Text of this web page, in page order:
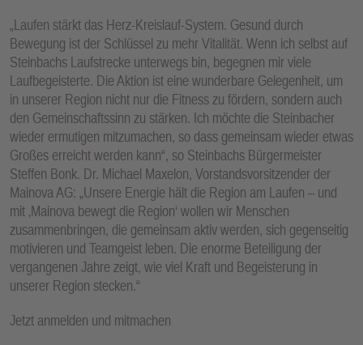
„Laufen stärkt das Herz-Kreislauf-System. Gesund durch
Bewegung ist der Schlüssel zu mehr Vitalität. Wenn ich selbst auf
Steinbachs Laufstrecke unterwegs bin, begegnen mir viele
Laufbegeisterte. Die Aktion ist eine wunderbare Gelegenheit, um
in unserer Region nicht nur die Fitness zu fördern, sondern auch
den Gemeinschaftssinn zu stärken. Ich möchte die Steinbacher
wieder ermutigen mitzumachen, so dass gemeinsam wieder etwas
Großes erreicht werden kann“, so Steinbachs Bürgermeister
Steffen Bonk. Dr. Michael Maxelon, Vorstandsvorsitzender der
Mainova AG: „Unsere Energie hält die Region am Laufen – und
mit ‚Mainova bewegt die Region‘ wollen wir Menschen
zusammenbringen, die gemeinsam aktiv werden, sich gegenseitig
motivieren und Teamgeist leben. Die enorme Beteiligung der
vergangenen Jahre zeigt, wie viel Kraft und Begeisterung in
unserer Region stecken.“
Jetzt anmelden und mitmachen